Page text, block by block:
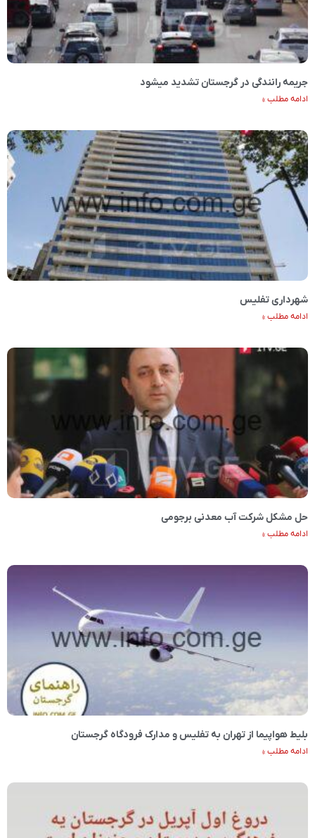
جریمه رانندگی در گرجستان تشدید میشود
ادامه مطلب »
شهرداری تفلیس
ادامه مطلب »
حل مشکل شرکت آب معدنی برجومی
ادامه مطلب »
بلیط هواپیما از تهران به تفلیس و مدارک فرودگاه گرجستان
ادامه مطلب »